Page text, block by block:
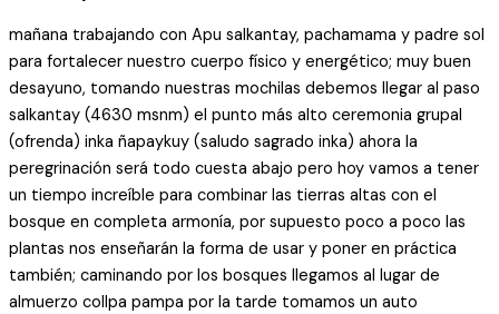
mañana trabajando con Apu salkantay, pachamama y padre sol
para fortalecer nuestro cuerpo físico y energético; muy buen
desayuno, tomando nuestras mochilas debemos llegar al paso
salkantay (4630 msnm) el punto más alto ceremonia grupal
(ofrenda) inka ñapaykuy (saludo sagrado inka) ahora la
peregrinación será todo cuesta abajo pero hoy vamos a tener
un tiempo increíble para combinar las tierras altas con el
bosque en completa armonía, por supuesto poco a poco las
plantas nos enseñarán la forma de usar y poner en práctica
también; caminando por los bosques llegamos al lugar de
almuerzo collpa pampa por la tarde tomamos un auto